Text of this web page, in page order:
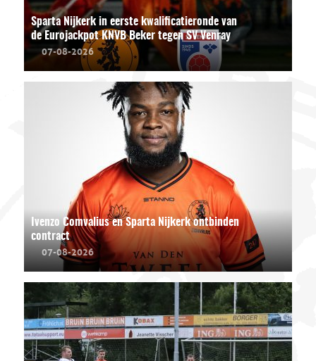
Sparta Nijkerk in eerste kwalificatieronde van
de Eurojackpot KNVB Beker tegen SV Venray
07-08-2026
Ivenzo Comvalius en Sparta Nijkerk ontbinden
contract
07-08-2026